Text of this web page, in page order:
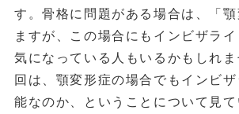
す。骨格に問題がある場合は、「
ますが、この場合にもインビザラ
気になっている人もいるかもしれ
回は、顎変形症の場合でもインビ
能なのか、ということについて見